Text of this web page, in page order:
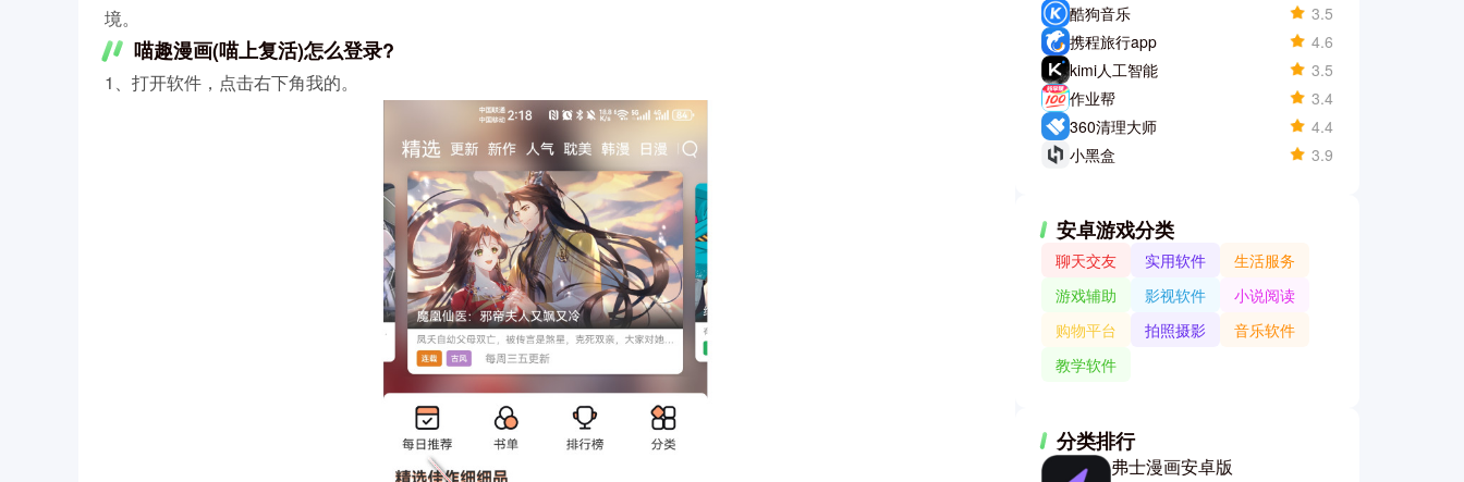
境。
喵趣漫画(喵上复活)怎么登录?
1、打开软件，点击右下角我的。
酷狗音乐
3.5
携程旅行app
4.6
kimi人工智能
3.5
作业帮
3.4
360清理大师
4.4
小黑盒
3.9
安卓游戏分类
聊天交友 实用软件
生活服务
游戏辅助
影视软件
小说阅读
购物平台
拍照摄影
音乐软件
教学软件
分类排行
弗士漫画安卓版